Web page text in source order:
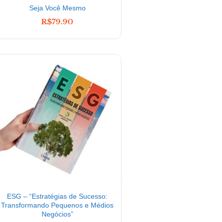
Seja Você Mesmo
R$79.90
ESG – “Estratégias de Sucesso:
Transformando Pequenos e Médios
Negócios”